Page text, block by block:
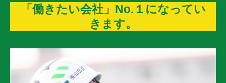
「働きたい会社」No.１になってい
きます。